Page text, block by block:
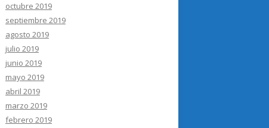
octubre 2019
septiembre 2019
agosto 2019
julio 2019
junio 2019
mayo 2019
abril 2019
marzo 2019
febrero 2019